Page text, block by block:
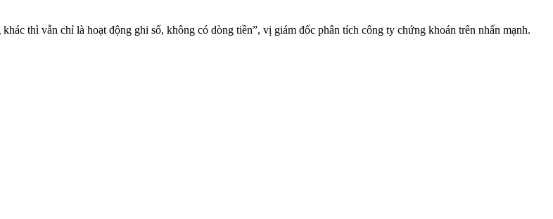
thì vẫn chỉ là hoạt động ghi sổ, không có dòng tiền”, vị giám đốc phân tích công ty chứng khoán trên nhấn mạnh.